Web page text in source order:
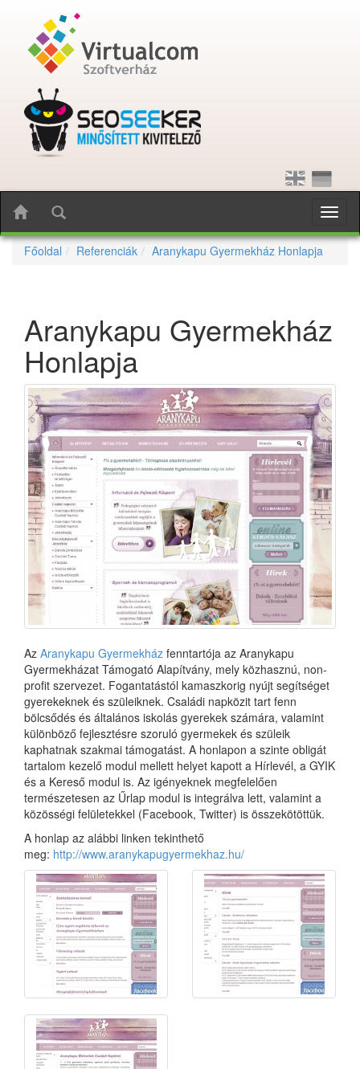
Főoldal
Referenciák Aranykapu Gyermekház Honlapja
Aranykapu Gyermekház
Honlapja
Az Aranykapu Gyermekház fenntartója az Aranykapu
Gyermekházat Támogató Alapítvány, mely közhasznú, non-
profit szervezet. Fogantatástól kamaszkorig nyújt segítséget
gyerekeknek és szüleiknek. Családi napközit tart fenn
bölcsődés és általános iskolás gyerekek számára, valamint
különböző fejlesztésre szoruló gyermekek és szüleik
kaphatnak szakmai támogatást. A honlapon a szinte obligát
tartalom kezelő modul mellett helyet kapott a Hírlevél, a GYIK
és a Kereső modul is. Az igényeknek megfelelően
természetesen az Űrlap modul is integrálva lett, valamint a
közösségi felületekkel (Facebook, Twitter) is összekötöttük.
A honlap az alábbi linken tekinthető
meg: http://www.aranykapugyermekhaz.hu/